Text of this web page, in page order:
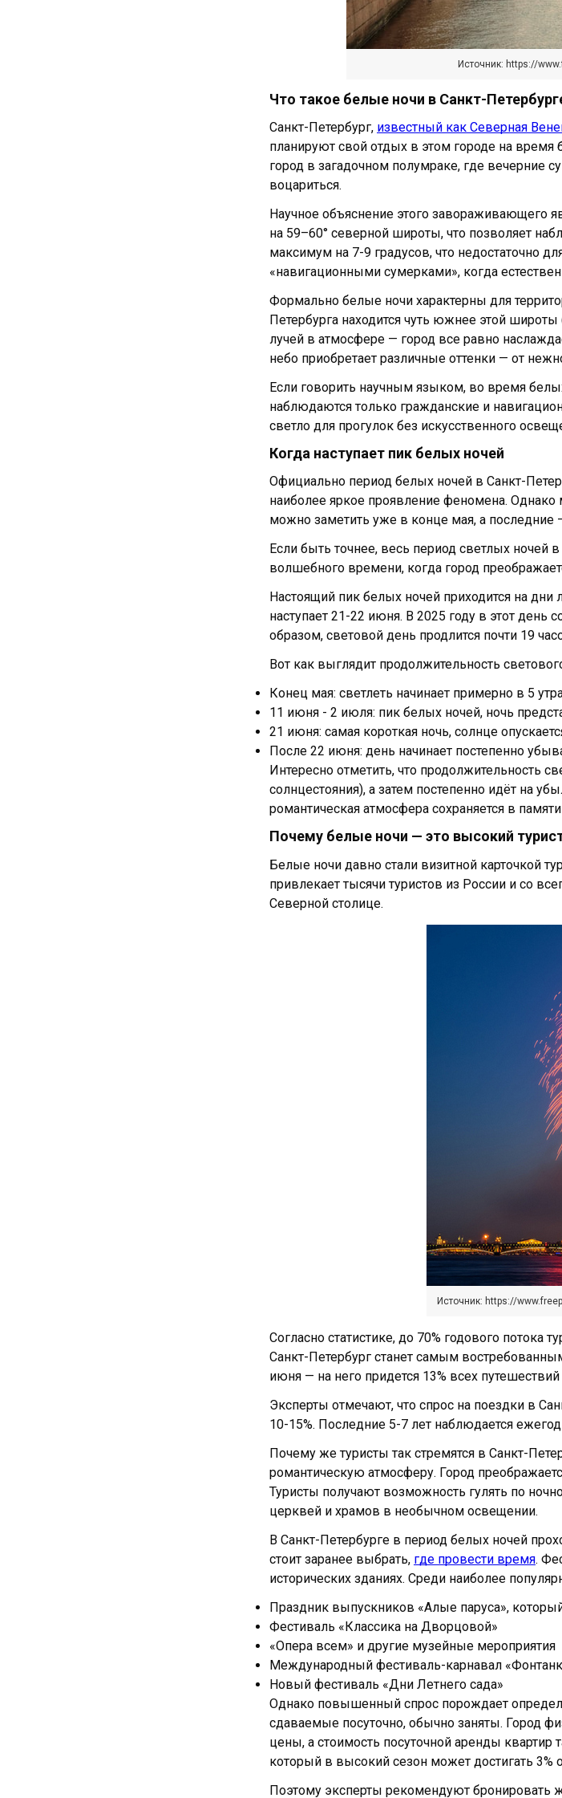
Источник: https://
Что такое белые ночи в Санкт-
Санкт-Петербург, известный как Северная
планируют свой отдых в этом городе на время
город в загадочном полумраке, где вечерние
воцариться.
Научное объяснение этого завораживающего
на 59–60° северной широты, что позволяет
максимум на 7-9 градусов, что недостаточно
«навигационными сумерками», когда
Формально белые ночи характерны для
Петербурга находится чуть южнее этой
лучей в атмосфере — город все равно
небо приобретает различные оттенки — от
Если говорить научным языком, во время
наблюдаются только гражданские и
светло для прогулок без искусственного
Когда наступает пик белых ночей
Официально период белых ночей в Санкт-
наиболее яркое проявление феномена.
можно заметить уже в конце мая, а последние
Если быть точнее, весь период светлых ночей
волшебного времени, когда город
Настоящий пик белых ночей приходится на
наступает 21-22 июня. В 2025 году в этот день
образом, световой день продлится почти 19
Вот как выглядит продолжительность
Конец мая: светлеть начинает примерно в 5
11 июня - 2 июля: пик белых ночей, ночь
21 июня: самая короткая ночь, солнце
После 22 июня: день начинает постепенно
Интересно отметить, что продолжительность
солнцестояния), а затем постепенно идёт на
романтическая атмосфера сохраняется в
Почему белые ночи — это высокий
Белые ночи давно стали визитной карточкой
привлекает тысячи туристов из России и со
Северной столице.
Источник: https://
Согласно статистике, до 70% годового потока
Санкт-Петербург станет самым
июня — на него придется 13% всех
Эксперты отмечают, что спрос на поездки в
10-15%. Последние 5-7 лет наблюдается
Почему же туристы так стремятся в Санкт-
романтическую атмосферу. Город
Туристы получают возможность гулять по
церквей и храмов в необычном освещении.
В Санкт-Петербурге в период белых ночей
стоит заранее выбрать, где провести время.
исторических зданиях. Среди наиболее
Праздник выпускников «Алые паруса»,
Фестиваль «Классика на Дворцовой»
«Опера всем» и другие музейные мероприятия
Международный фестиваль-карнавал
Новый фестиваль «Дни Летнего сада»
Однако повышенный спрос порождает
сдаваемые посуточно, обычно заняты. Город
цены, а стоимость посуточной аренды квартир
который в высокий сезон может достигать 3%
Поэтому эксперты рекомендуют бронировать